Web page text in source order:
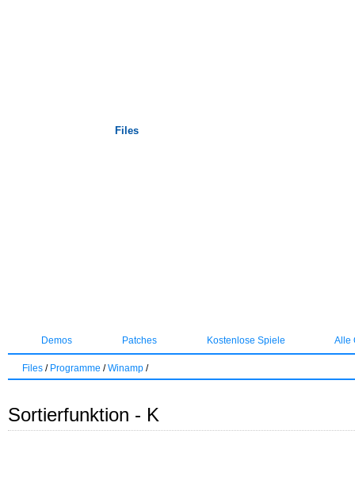
Files
Demos Patches Kostenlose Spiele Alle
Files / Programme /Winamp /
Sortierfunktion - K